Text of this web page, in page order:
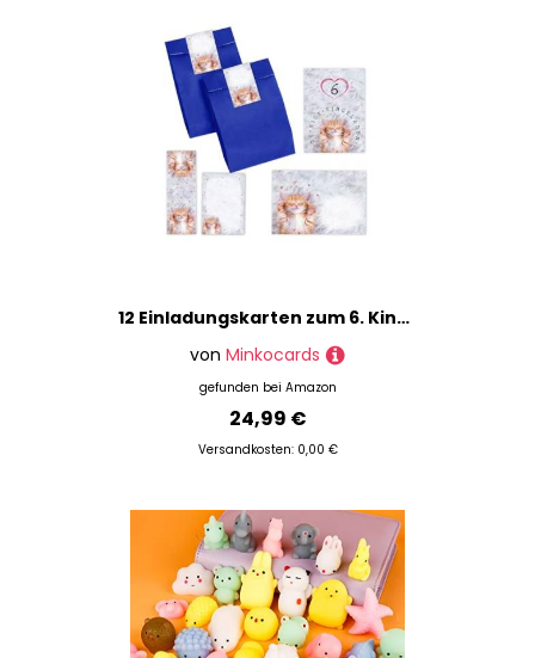
12 Einladungskarten zum 6. Kindergeburtstag Mädchen Katze Einladungen zum sechsten Mädchengeburtstag incl. 12 Umschläge, 12 Partytüten/blau, 12 Aufkleber, 12 Lesezeichen, 12 Mini-Notizblöcke
von Minkocards
gefunden bei Amazon
24,99 €
Versandkosten: 0,00 €